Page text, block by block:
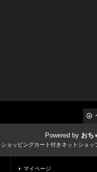
Powered by おち
ョッピングカート付きネットショッ
マイページ